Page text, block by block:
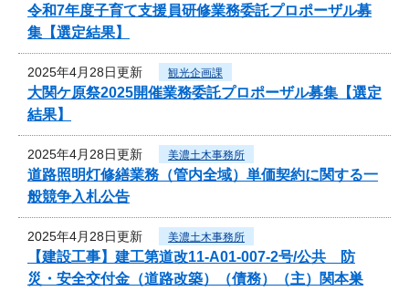
令和7年度子育て支援員研修業務委託プロポーザル募
集【選定結果】
2025年4月28日更新 観光企画課
大関ケ原祭2025開催業務委託プロポーザル募集【選定
結果】
2025年4月28日更新 美濃土木事務所
道路照明灯修繕業務（管内全域）単価契約に関する一
般競争入札公告
2025年4月28日更新 美濃土木事務所
【建設工事】建工第道改11-A01-007-2号/公共 防
災・安全交付金（道路改築）（債務）（主）関本巣